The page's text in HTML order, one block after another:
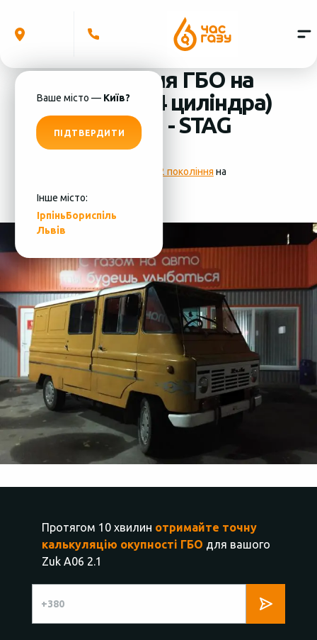
Ваше місто — Київ?
ПІДТВЕРДИТИ
Інше місто:
ІрпіньБориспіль
Львів
Встановлення ГБО на
Zuk A06 2.1 (4 циліндра)
система ГБО - STAG
установки ГБО 2 покоління на
Протягом 10 хвилин отримайте точну
калькуляцію окупності ГБО для вашого
Zuk A06 2.1